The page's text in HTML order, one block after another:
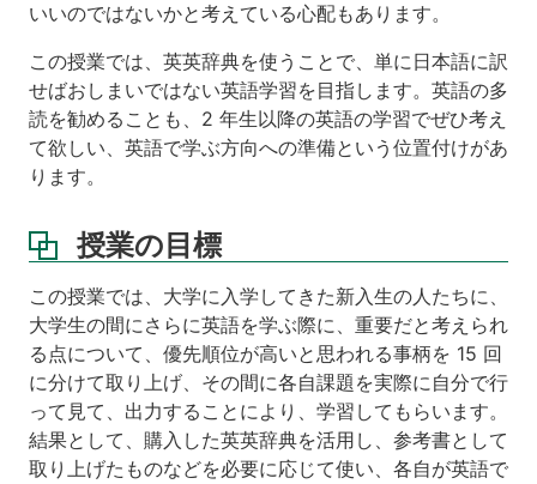
いいのではないかと考えている心配もあります。
この授業では、英英辞典を使うことで、単に日本語に訳
せばおしまいではない英語学習を目指します。英語の多
読を勧めることも、2 年生以降の英語の学習でぜひ考え
て欲しい、英語で学ぶ方向への準備という位置付けがあ
ります。
授業の目標
この授業では、大学に入学してきた新入生の人たちに、
大学生の間にさらに英語を学ぶ際に、重要だと考えられ
る点について、優先順位が高いと思われる事柄を 15 回
に分けて取り上げ、その間に各自課題を実際に自分で行
って見て、出力することにより、学習してもらいます。
結果として、購入した英英辞典を活用し、参考書として
取り上げたものなどを必要に応じて使い、各自が英語で